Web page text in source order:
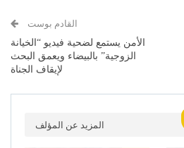
القادم بوست
الأمن يستمع لضحية فيديو “الخيانة
الزوجية” بالبيضاء ويعمق البحث
لإيقاف الجناة
المزيد عن المؤلف